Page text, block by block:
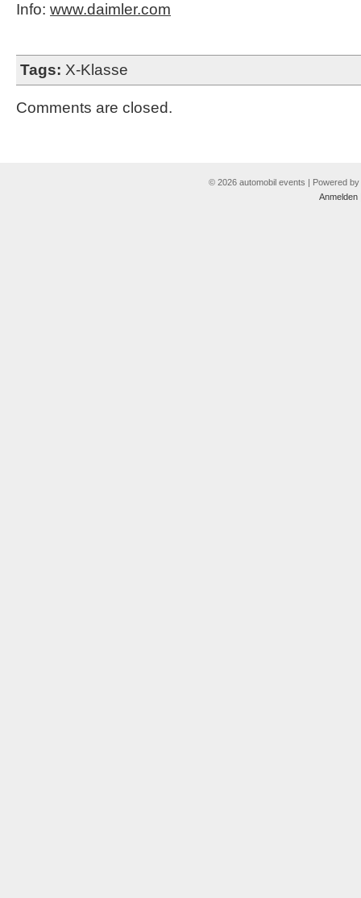
Info: www.daimler.com
Tags: X-Klasse
Comments are closed.
© 2026 automobil events | Powered by
Anmelden|